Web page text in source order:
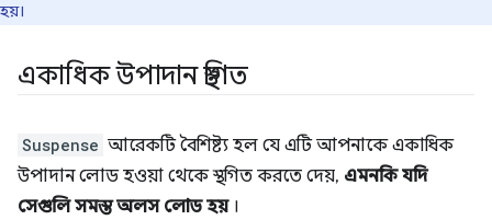
হয়।
একাধিক উপাদান স্থগিত
Suspense আরেকটি বৈশিষ্ট্য হল যে এটি আপনাকে একাধিক
উপাদান লোড হওয়া থেকে স্থগিত করতে দেয়, এমনকি যদি
সেগুলি সমস্ত অলস লোড হয়।